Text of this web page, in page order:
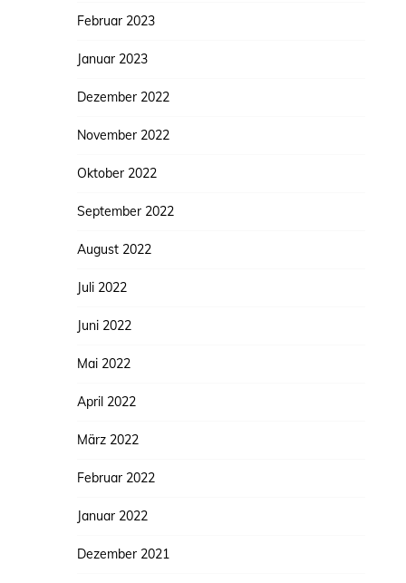
Februar 2023
Januar 2023
Dezember 2022
November 2022
Oktober 2022
September 2022
August 2022
Juli 2022
Juni 2022
Mai 2022
April 2022
März 2022
Februar 2022
Januar 2022
Dezember 2021